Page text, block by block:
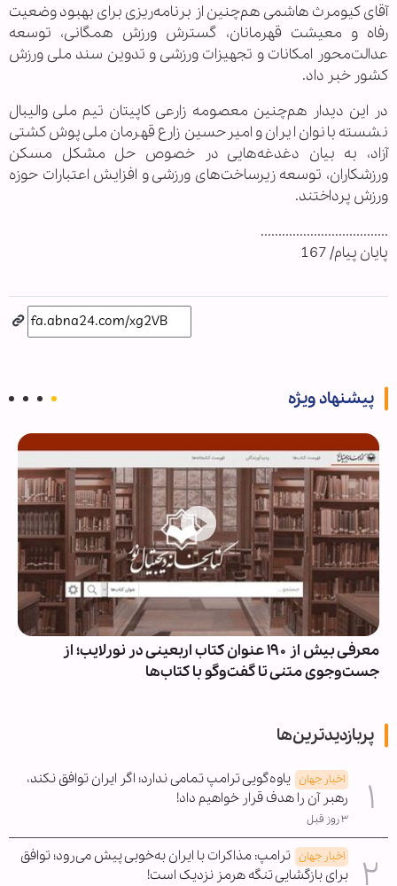
آقای کیومرث هاشمی هم‌چنین از برنامه‌ریزی برای بهبود وضعیت
رفاه و معیشت قهرمانان، گسترش ورزش همگانی، توسعه
عدالت‌محور امکانات و تجهیزات ورزشی و تدوین سند ملی ورزش
کشور خبر داد.
در این دیدار هم‌چنین معصومه زارعی کاپیتان تیم ملی والیبال
نشسته بانوان ایران و امیرحسین زارع قهرمان ملی‌پوش کشتی
آزاد، به بیان دغدغه‌هایی در خصوص حل مشکل مسکن
ورزشکاران، توسعه زیرساخت‌های ورزشی و افزایش اعتبارات حوزه
ورزش پرداختند.
....................................
پایان پیام/ 167
پیشنهاد ویژه
معرفی بیش از ۱۹۰ عنوان کتاب اربعینی در نورلایب؛ از
جست‌وجوی متنی تا گفت‌وگو با کتاب‌ها
پربازدیدترین‌ها
اخبار جهان یاوه‌گویی ترامپ تمامی ندارد؛ اگر ایران توافق نکند،
رهبر آن را هدف قرار خواهیم داد!
۳ روز قبل
اخبار جهان ترامپ: مذاکرات با ایران به‌خوبی پیش می‌رود؛ توافق
برای بازگشایی تنگه هرمز نزدیک است!